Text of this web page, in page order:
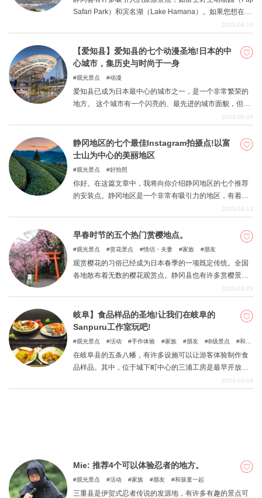
Safari Park）和滨名湖（Lake Hamana）。如果您想在静
冈县「做一些与众不同的事情，我们向您推荐静冈县奇特
路线，让您游览静冈县的奇特景点。
2023-09-19
【爱知县】爱知县的七个动漫圣地!日本的中
心城市，集历史与时尚于一身
观光景点 动漫
爱知县已成为日本最中心的城市之一，是一个非常繁荣的
地方。 这个城市有一个闪亮的、最先进的城市面貌，但它
也有非常好的历史材料的平衡，比如它与织田信长的关
为一个神圣的地方。 享受一次愉快的观光之旅，欣赏各种
有趣的作品。
2023-06-09
静冈地区的七个最佳Instagram拍摄点!以富
士山为中心的美丽地区
观光景点 好拍照
你好。在这篇文章中，我将向你介绍静冈地区的七个推荐
的安装点。静冈地区是一个非常有吸引力的地区，有着丰
富的自然环境，尤其是富士山。富士山不用说是全国闻名
家在这样的地区享受观光，并拍摄一些精彩的照片。
2023-04-13
早春时节的五个热门赏樱地点。
观光景点 赏花景点 情侣・夫妻 家族 朋友
观赏樱花的习俗已经成为日本春季的一项既定传统。全国
各地散布着无数的樱花观赏点。静冈县也有许多赏樱景
点。其中，以下五个景点作为赏樱景点受到县内居民的欢
Terrace、三岛大社和Izuyama神社。
2023-03-23
岐阜】食品样品的圣地!让我们在岐阜的
Sanpuru工作室玩吧!
观光景点 活动 手作体验 家族 朋友 B级景点
和孩
在岐阜县的五条八幡，有许多设施可以让游客体验制作食
品样品。其中，位于城下町中心的三浦工房是最早开放的
动手设施之一。在这篇文章中，我们将介绍三浦工房的魅
2023-03-16
Mie: 推荐4个可以体验忍者的地方。
观光景点 活动 家族 朋友 和孩童一起
三重县是伊贺式忍者传说的发源地，有许多有趣的景点可